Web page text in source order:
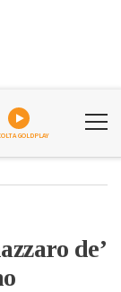
GOLDPLAY
de’